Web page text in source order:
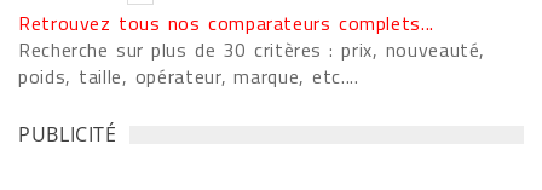
Retrouvez tous nos comparateurs complets...
Recherche sur plus de 30 critères : prix, nouveauté,
poids, taille, opérateur, marque, etc....
PUBLICITÉ